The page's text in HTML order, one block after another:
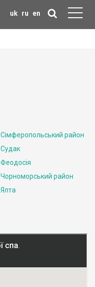
uk ru en
Сімферопольський район
Судак
Феодосія
Чорноморський район
Ялта